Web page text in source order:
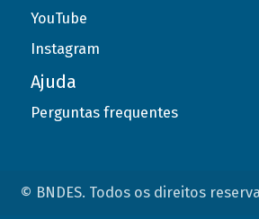
YouTube
Instagram
Ajuda
Perguntas frequentes
© BNDES. Todos os direitos